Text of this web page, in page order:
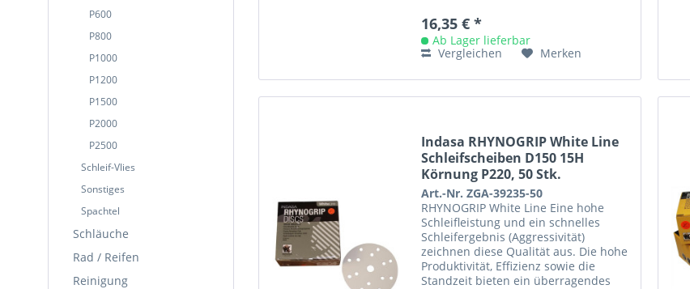
P600
P800
P1000
P1200
P1500
P2000
P2500
Schleif-Vlies
Sonstiges
Spachtel
Schläuche
Rad / Reifen
Reinigung
16,35 € *
Ab Lager lieferbar
Vergleichen
Merken
Indasa RHYNOGRIP White Line
Schleifscheiben D150 15H
Körnung P220, 50 Stk.
Art.-Nr. ZGA-39235-50
RHYNOGRIP White Line Eine hohe
Schleifleistung und ein schnelles
Schleifergebnis (Aggressivität)
zeichnen diese Qualität aus. Die hohe
Produktivität, Effizienz sowie die
Standzeit bieten ein überragendes